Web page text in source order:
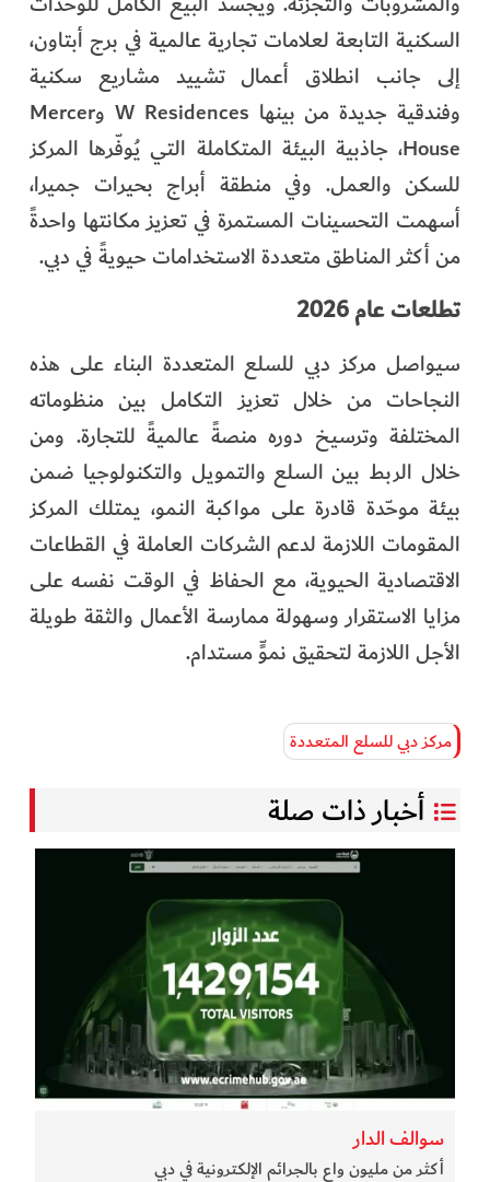
السكنية التابعة لعلامات تجارية عالمية في برج أبتاون،
إلى جانب انطلاق أعمال تشييد مشاريع سكنية
وفندقية جديدة من بينها W Residences وMercer
House، جاذبية البيئة المتكاملة التي يُوفّرها المركز
للسكن والعمل. وفي منطقة أبراج بحيرات جميرا،
أسهمت التحسينات المستمرة في تعزيز مكانتها واحدةً
من أكثر المناطق متعددة الاستخدامات حيويةً في دبي.
تطلعات عام 2026
سيواصل مركز دبي للسلع المتعددة البناء على هذه
النجاحات من خلال تعزيز التكامل بين منظوماته
المختلفة وترسيخ دوره منصةً عالميةً للتجارة. ومن
خلال الربط بين السلع والتمويل والتكنولوجيا ضمن
بيئة موحّدة قادرة على مواكبة النمو، يمتلك المركز
المقومات اللازمة لدعم الشركات العاملة في القطاعات
الاقتصادية الحيوية، مع الحفاظ في الوقت نفسه على
مزايا الاستقرار وسهولة ممارسة الأعمال والثقة طويلة
الأجل اللازمة لتحقيق نموٍّ مستدام.
مركز دبي للسلع المتعددة
أخبار ذات صلة
سوالف الدار
أكثر من مليون واعٍ بالجرائم الإلكترونية في دبي